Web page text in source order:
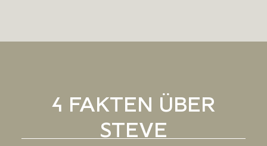
4 FAKTEN ÜBER
STEVE